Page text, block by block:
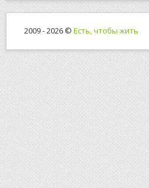
2009 - 2026 © Есть, чтобы жить